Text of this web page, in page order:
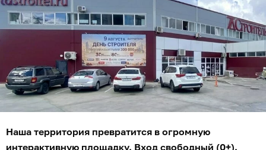
Наша территория превратится в огромную
интерактивную площадку. Вход свободный (0+).